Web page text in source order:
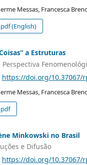
Messas, Francesca
pdf (English)
a Estruturas
Perspectiva
https://doi.org/10.37067/
Messas, Francesca
pdf
Minkowski no Brasil
e Difusão
https://doi.org/10.37067/